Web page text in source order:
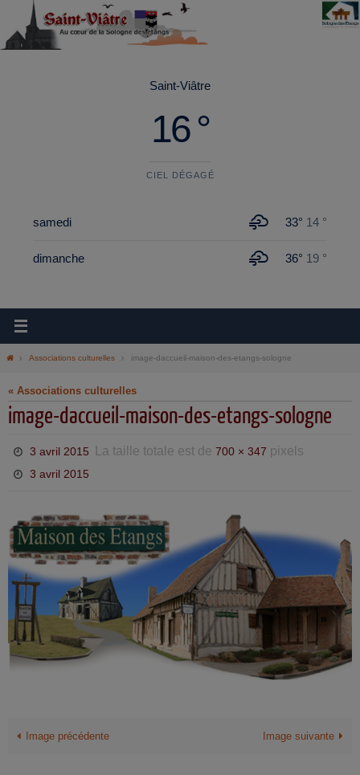
principal
Saint-Viâtre
16 °
CIEL DÉGAGÉ
samedi 33° 14 °
dimanche 36° 19 °
Associations culturelles image-daccueil-maison-des-etangs-sologne
« Associations culturelles
image-daccueil-maison-des-etangs-sologne
3 avril 2015 La taille totale est de700 × 347 pixels
3 avril 2015
Image précédente Image suivante